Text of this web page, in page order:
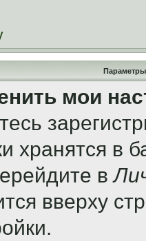
Параметры
мои
хранятся в
в
вверху